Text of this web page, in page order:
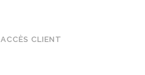
ACCÈS CLIENT